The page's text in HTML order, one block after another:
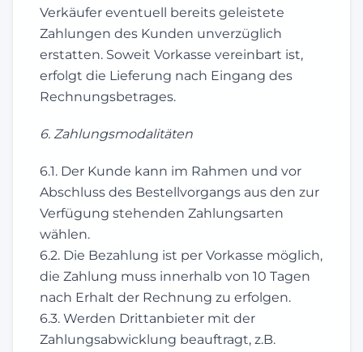
Verkäufer eventuell bereits geleistete
Zahlungen des Kunden unverzüglich
erstatten. Soweit Vorkasse vereinbart ist,
erfolgt die Lieferung nach Eingang des
Rechnungsbetrages.
6. Zahlungsmodalitäten
6.1. Der Kunde kann im Rahmen und vor
Abschluss des Bestellvorgangs aus den zur
Verfügung stehenden Zahlungsarten
wählen.
6.2. Die Bezahlung ist per Vorkasse möglich,
die Zahlung muss innerhalb von 10 Tagen
nach Erhalt der Rechnung zu erfolgen.
6.3. Werden Drittanbieter mit der
Zahlungsabwicklung beauftragt, z.B.